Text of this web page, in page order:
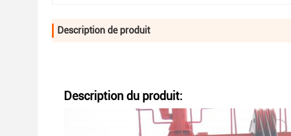
Description de produit
Description du produit: